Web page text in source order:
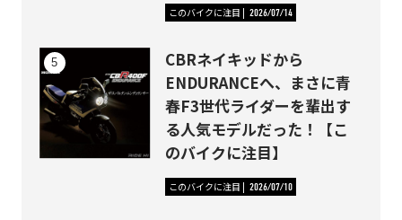
このバイクに注目 2026/07/14
CBRネイキッドから
ENDURANCEへ、まさに青
春F3世代ライダーを輩出す
る人気モデルだった！【こ
のバイクに注目】
このバイクに注目 2026/07/10